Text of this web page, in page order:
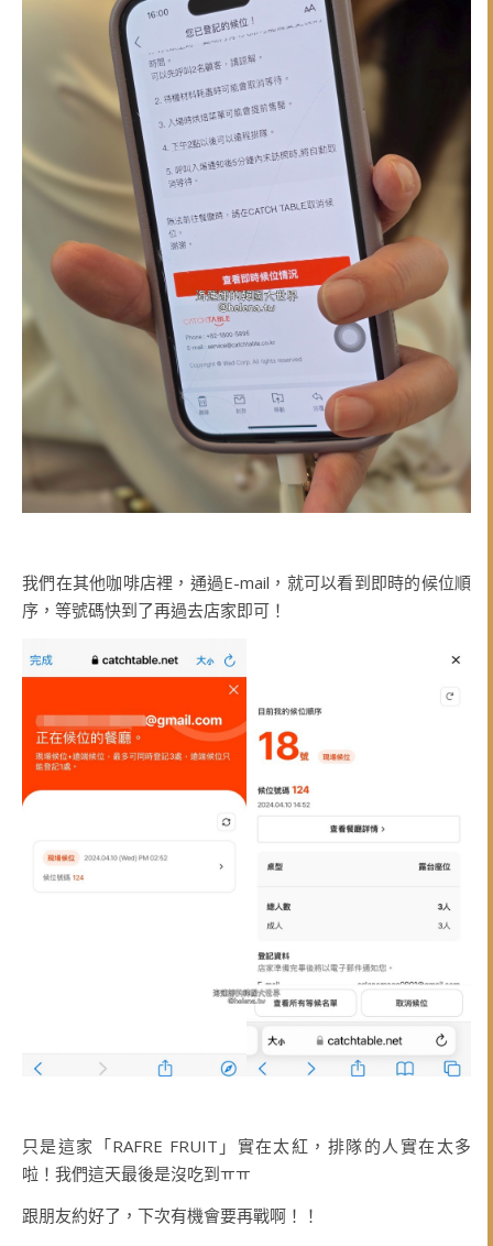
我們在其他咖啡店裡，通過E-mail，就可以看到即時的候位順
序，等號碼快到了再過去店家即可！
只是這家「RAFRE FRUIT」實在太紅，排隊的人實在太多
啦！我們這天最後是沒吃到ㅠㅠ
跟朋友約好了，下次有機會要再戰啊！！